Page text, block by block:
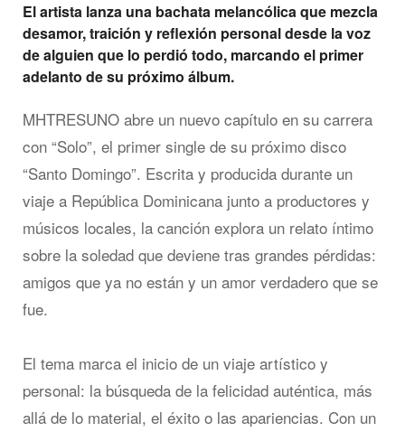
El artista lanza una bachata melancólica que mezcla
desamor, traición y reflexión personal desde la voz
de alguien que lo perdió todo, marcando el primer
adelanto de su próximo álbum.
MHTRESUNO abre un nuevo capítulo en su carrera
con “Solo”, el primer single de su próximo disco
“Santo Domingo”. Escrita y producida durante un
viaje a República Dominicana junto a productores y
músicos locales, la canción explora un relato íntimo
sobre la soledad que deviene tras grandes pérdidas:
amigos que ya no están y un amor verdadero que se
fue.
El tema marca el inicio de un viaje artístico y
personal: la búsqueda de la felicidad auténtica, más
allá de lo material, el éxito o las apariencias. Con un